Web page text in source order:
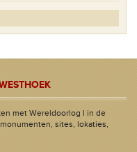
met Wereldoorlog I in de
sites, lokaties,